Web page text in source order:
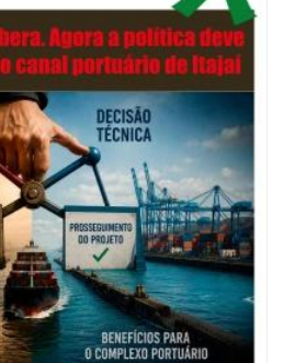
o aniversário de Navegantes